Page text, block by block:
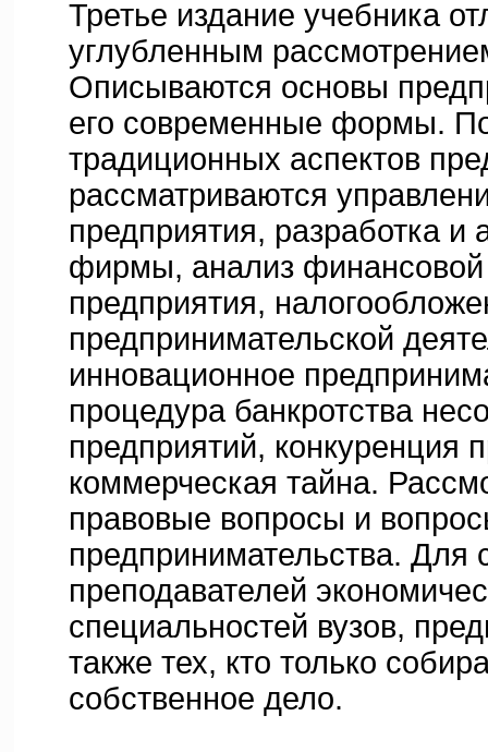
Третье издание учебника
углубленным
Описываются основы
его современные формы.
традиционных аспектов
рассматриваются
предприятия, разработка и
фирмы, анализ финансовой
предприятия,
предпринимательской
инновационное
процедура банкротства
предприятий, конкуренция
коммерческая тайна.
правовые вопросы и
предпринимательства. Для
преподавателей
специальностей вузов,
также тех, кто только
собственное дело.